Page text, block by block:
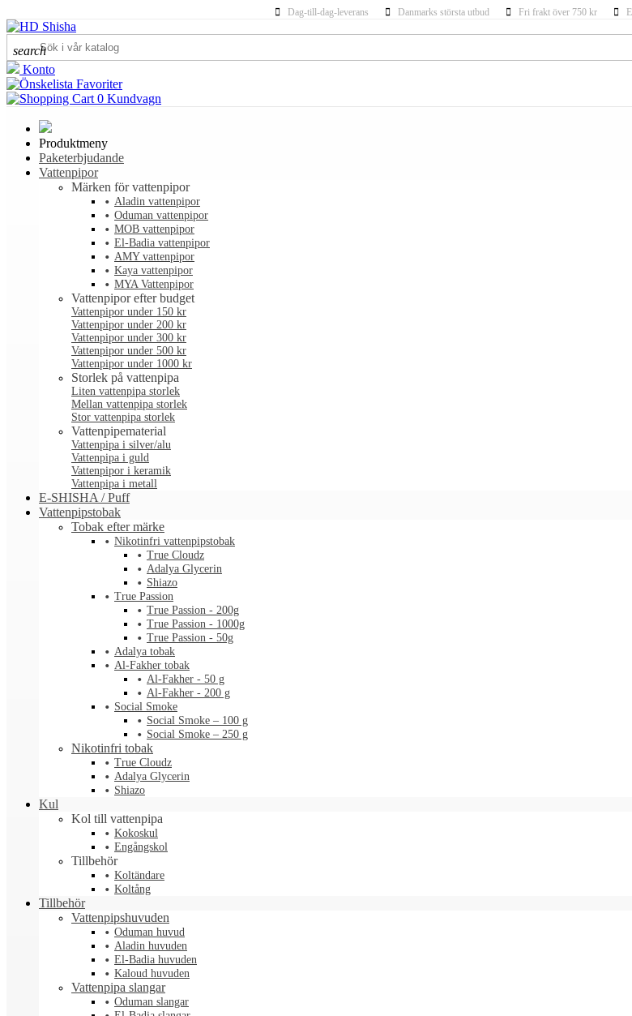
Dag-till-dag-leverans Danmarks största utbud Fri frakt över 750 kr
search
Konto
Favoriter
0 Kundvagn
Produktmeny
Paketerbjudande
Vattenpipor
Märken för vattenpipor
Aladin vattenpipor
Oduman vattenpipor
MOB vattenpipor
El-Badia vattenpipor
AMY vattenpipor
Kaya vattenpipor
MYA Vattenpipor
Vattenpipor efter budget
Vattenpipor under 150 kr
Vattenpipor under 200 kr
Vattenpipor under 300 kr
Vattenpipor under 500 kr
Vattenpipor under 1000 kr
Storlek på vattenpipa
Liten vattenpipa storlek
Mellan vattenpipa storlek
Stor vattenpipa storlek
Vattenpipematerial
Vattenpipa i silver/alu
Vattenpipa i guld
Vattenpipor i keramik
Vattenpipa i metall
E-SHISHA / Puff
Vattenpipstobak
Tobak efter märke
Nikotinfri vattenpipstobak
True Cloudz
Adalya Glycerin
Shiazo
True Passion
True Passion - 200g
True Passion - 1000g
True Passion - 50g
Adalya tobak
Al-Fakher tobak
Al-Fakher - 50 g
Al-Fakher - 200 g
Social Smoke
Social Smoke – 100 g
Social Smoke – 250 g
Nikotinfri tobak
True Cloudz
Adalya Glycerin
Shiazo
Kul
Kol till vattenpipa
Kokoskul
Engångskol
Tillbehör
Koltändare
Koltång
Tillbehör
Vattenpipshuvuden
Oduman huvud
Aladin huvuden
El-Badia huvuden
Kaloud huvuden
Vattenpipa slangar
Oduman slangar